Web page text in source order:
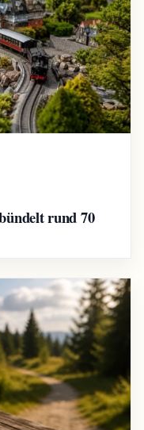
rund 70